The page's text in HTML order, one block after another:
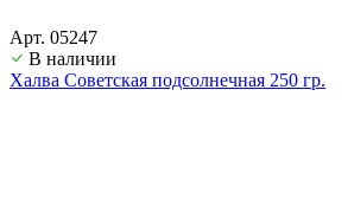
Арт. 05247
В наличии
Халва Советская подсолнечная 250 гр.